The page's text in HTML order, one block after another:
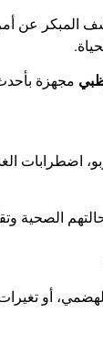
المبكر عن
.
مجهزة
الصحية
أو